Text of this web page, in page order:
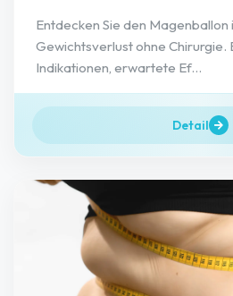
Entdecken Sie den
Gewichtsverlust ohne Chirurgie.
Indikationen, erwartete Ef...
Detail